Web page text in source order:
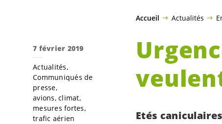
Accueil Actualités
Etés
7 février 2019
Actualités
Communiqués de
presse
avions climat
mesures fortes
trafic aérien